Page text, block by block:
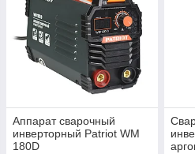
Аппарат сварочный
инверторный Patriot WM
180D